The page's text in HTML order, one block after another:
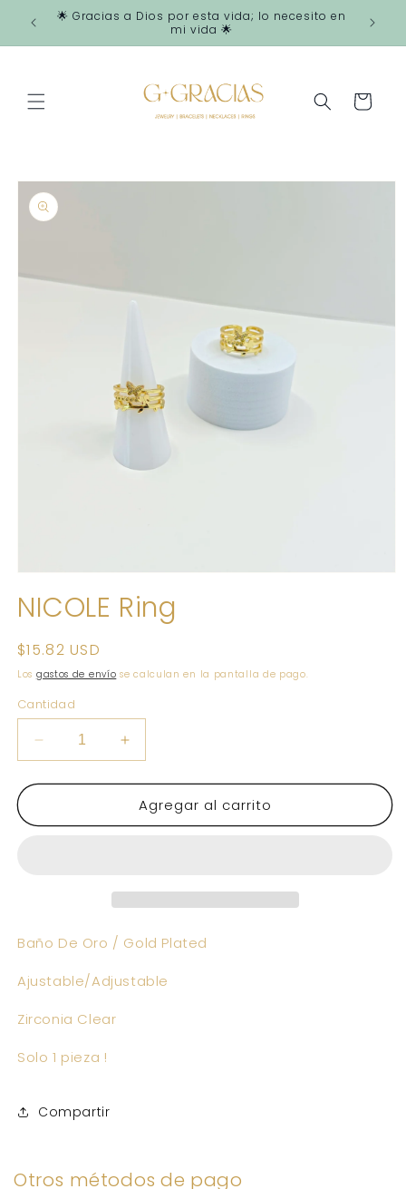
directamente
🌟 Gracias a Dios por esta vida; lo necesito en
mi vida 🌟
Carrito
directamente
a la
información
multimedia
1
una
ventana
modal
NICOLE Ring
Precio
habitual
$15.82 USD
Los gastos de envío se calculan en la pantalla de pago.
Cantidad
Reducir
cantidad
para
Ring
Aumentar
cantidad
para
NICOLE
Ring
Agregar al carrito
Baño De Oro / Gold Plated
Ajustable/Adjustable
Zirconia Clear
Solo 1 pieza !
Compartir
Otros métodos de pago